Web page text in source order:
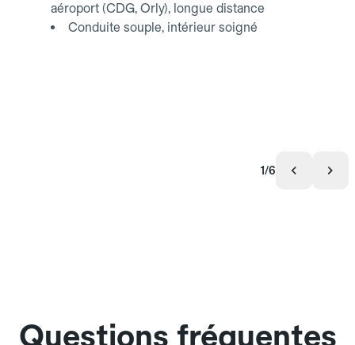
aéroport (CDG, Orly), longue distance
Conduite souple, intérieur soigné
1/6
Questions fréquentes